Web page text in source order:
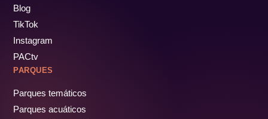
Blog
TikTok
Instagram
PACtv
PARQUES
Parques temáticos
Parques acuáticos